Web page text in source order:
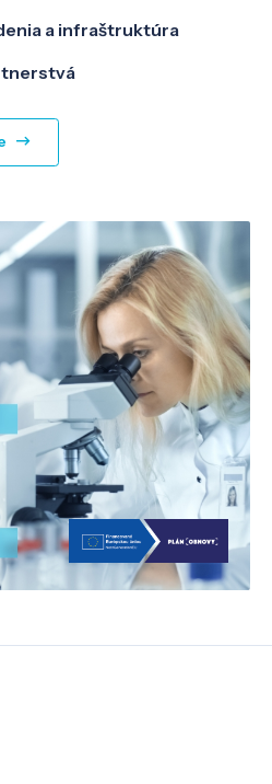
a infraštruktúra